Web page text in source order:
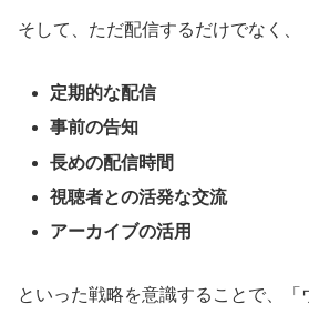
そして、ただ配信するだけでなく、
定期的な配信
事前の告知
長めの配信時間
視聴者との活発な交流
アーカイブの活用
といった戦略を意識することで、「